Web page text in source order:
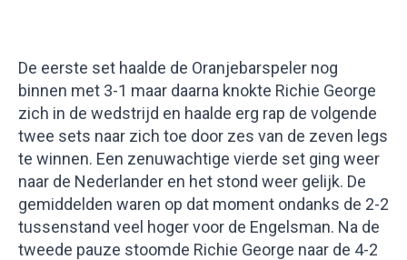
De eerste set haalde de Oranjebarspeler nog
binnen met 3-1 maar daarna knokte Richie George
zich in de wedstrijd en haalde erg rap de volgende
twee sets naar zich toe door zes van de zeven legs
te winnen. Een zenuwachtige vierde set ging weer
naar de Nederlander en het stond weer gelijk. De
gemiddelden waren op dat moment ondanks de 2-2
tussenstand veel hoger voor de Engelsman. Na de
tweede pauze stoomde Richie George naar de 4-2